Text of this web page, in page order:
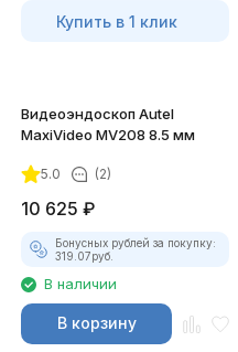
Купить в 1 клик
Видеоэндоскоп Autel
MaxiVideo MV208 8.5 мм
5.0 (2)
10 625 ₽
Бонусных рублей за покупку:
319.07руб.
В наличии
В корзину